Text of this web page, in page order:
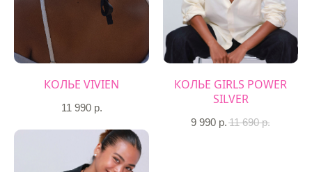
КОЛЬЕ VIVIEN
11 990 р.
КОЛЬЕ GIRLS POWER
SILVER
9 990 р. 11 690 р.